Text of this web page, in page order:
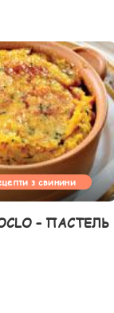
з свинини
– ПАСТЕЛЬ